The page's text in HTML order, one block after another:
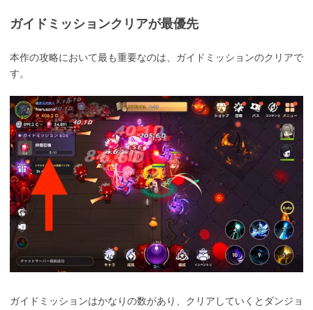
ガイドミッションクリアが最優先
本作の攻略において最も重要なのは、ガイドミッションのクリアで
す。
ガイドミッションはかなりの数があり、クリアしていくとダンジョ